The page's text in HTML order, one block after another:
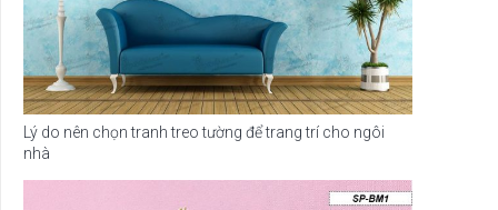
Lý do nên chọn tranh treo tường để trang trí cho ngôi
nhà